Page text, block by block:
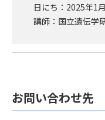
日にち：2025年1
講師：国立遺伝学
お問い合わせ先